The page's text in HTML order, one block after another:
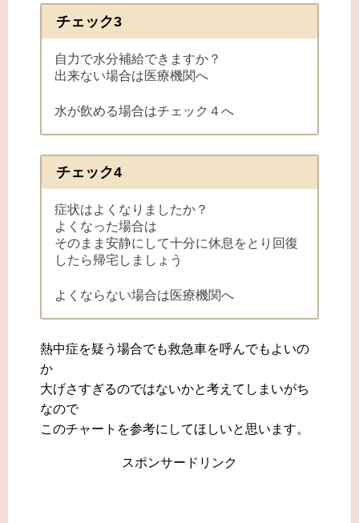
チェック3
自力で水分補給できますか？
出来ない場合は医療機関へ
水が飲める場合はチェック４へ
チェック4
症状はよくなりましたか？
よくなった場合は
そのまま安静にして十分に休息をとり回復
したら帰宅しましょう
よくならない場合は医療機関へ
熱中症を疑う場合でも救急車を呼んでもよいの
か
大げさすぎるのではないかと考えてしまいがち
なので
このチャートを参考にしてほしいと思います。
スポンサードリンク